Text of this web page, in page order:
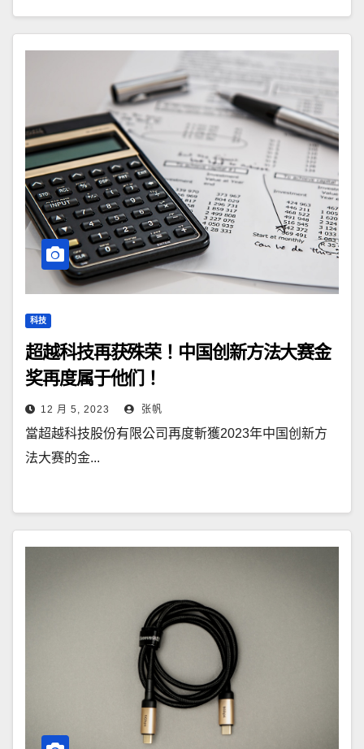
科技
超越科技再获殊荣！中国创新方法大赛金
奖再度属于他们！
12 月 5, 2023 张帆
當超越科技股份有限公司再度斬獲2023年中国创新方
法大赛的金...